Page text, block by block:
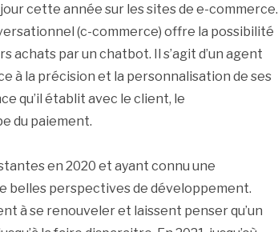
cette année sur les sites de e-commerce.
(c-commerce) offre la possibilité
achats par un chatbot. Il s’agit d’un agent
à la précision et la personnalisation de ses
qu’il établit avec le client, le
du paiement.
en 2020 et ayant connu une
belles perspectives de développement.
à se renouveler et laissent penser qu’un